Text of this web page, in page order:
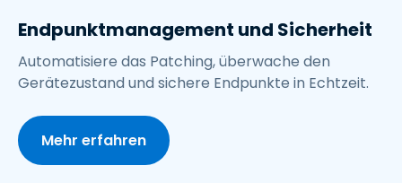
Endpunktmanagement und Sicherheit
Automatisiere das Patching, überwache den
Gerätezustand und sichere Endpunkte in Echtzeit.
Mehr erfahren